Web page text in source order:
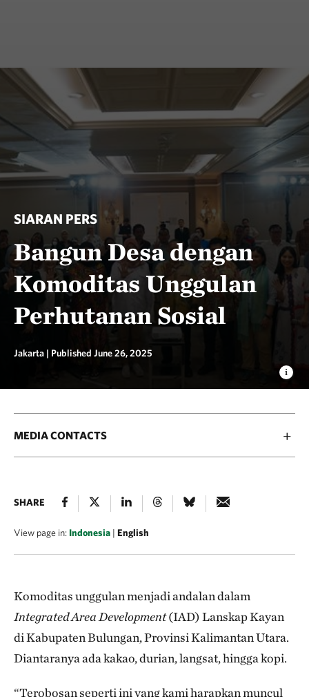
SIARAN PERS
Bangun Desa dengan
Komoditas Unggulan
Perhutanan Sosial
Jakarta | Published June 26, 2025
MEDIA CONTACTS
SHARE
View page in: Indonesia | English
Komoditas unggulan menjadi andalan dalam
Integrated Area Development(IAD) Lanskap Kayan
di Kabupaten Bulungan, Provinsi Kalimantan Utara.
Diantaranya ada kakao, durian, langsat, hingga kopi.
“Terobosan seperti ini yang kami harapkan muncul